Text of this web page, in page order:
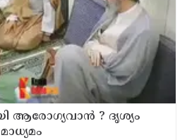
ആരോഗ്യവാന്‍ ? ദൃശ്യം